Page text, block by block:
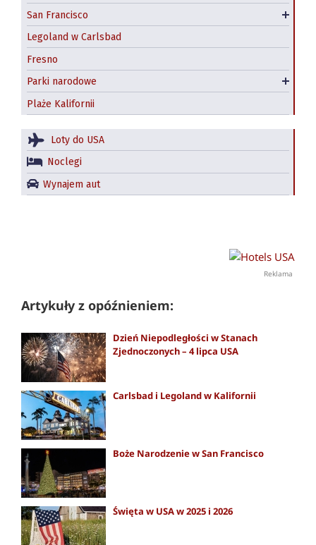
San Francisco
Hostel
Legoland w Carlsbad
Fresno
Parki narodowe
Park narodowy Yosemite
Redwood National and State Parks
Plaże Kalifornii
Loty do USA
Noclegi
Wynajem aut
Reklama
Artykuły z opóźnieniem:
Dzień Niepodległości w Stanach
Zjednoczonych – 4 lipca USA
Carlsbad i Legoland w Kalifornii
Boże Narodzenie w San Francisco
Święta w USA w 2025 i 2026